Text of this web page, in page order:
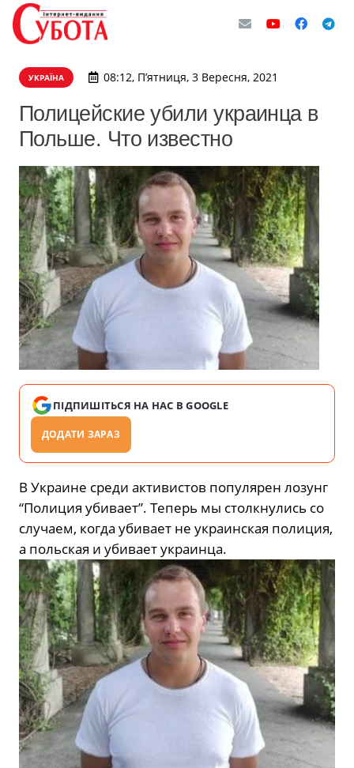
УКРАЇНА 08:12, П’ятниця, 3 Вересня, 2021
Полицейские убили украинца в
Польше. Что известно
ПІДПИШІТЬСЯ НА НАС В GOOGLE
ДОДАТИ ЗАРАЗ
В Украине среди активистов популярен лозунг
“Полиция убивает”. Теперь мы столкнулись со
случаем, когда убивает не украинская полиция,
а польская и убивает украинца.